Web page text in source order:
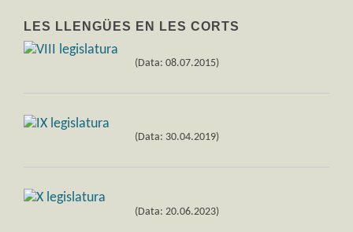
LES LLENGÜES EN LES CORTS
(Data: 08.07.2015)
(Data: 30.04.2019)
(Data: 20.06.2023)